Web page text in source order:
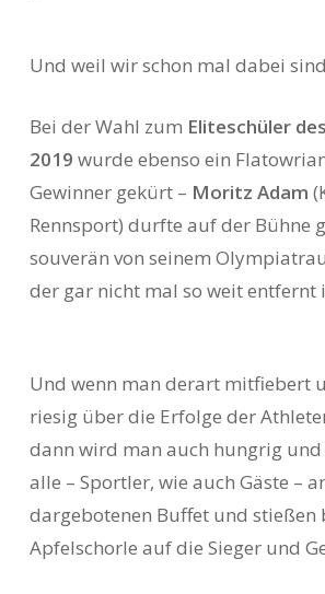
Und weil wir schon mal dabei
Bei der Wahl zum Eliteschüler
2019 wurde ebenso ein
Gewinner gekürt – Moritz Adam
Rennsport) durfte auf der Bühne
souverän von seinem
der gar nicht mal so weit entfernt
Und wenn man derart mitfiebert
riesig über die Erfolge der
dann wird man auch hungrig und
alle – Sportler, wie auch Gäste –
dargebotenen Buffet und stießen
Apfelschorle auf die Sieger und